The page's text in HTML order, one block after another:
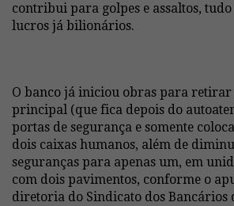
contribui para golpes e assaltos,
lucros já bilionários.
O banco já iniciou obras para
principal (que fica depois do
portas de segurança e somente
dois caixas humanos, além de
seguranças para apenas um, em
com dois pavimentos, conforme o
diretoria do Sindicato dos Bancários